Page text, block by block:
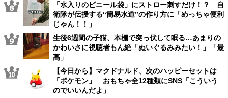
「水入りのビニール袋」にストロー刺すだけ！？ 自
衛隊が伝授する“簡易水道”の作り方に「めっちゃ便利
じゃん！！」
生後6週間の子猫、本棚で突っ伏して眠る…あまりの
かわいさに視聴者もん絶「ぬいぐるみみたい！」「最
高」
【今日から】マクドナルド、次のハッピーセットは
「ポケモン」 おもちゃ全12種類にSNS「こういう
のでいいんだよ」